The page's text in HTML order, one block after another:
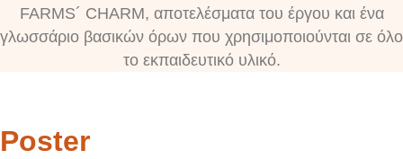
FARMS´ CHARM, αποτελέσματα του έργου και ένα
γλωσσάριο βασικών όρων που χρησιμοποιούνται σε όλο
το εκπαιδευτικό υλικό.
Poster